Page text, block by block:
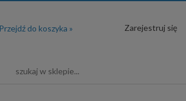
Zarejestruj się